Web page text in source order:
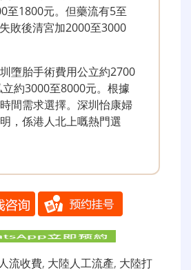
至1800元。但藥流有5至
敗後清宮加2000至3000
墮胎手術費用公立約2700
約3000至8000元。根據
間需求選擇。深圳怡康婦
，係港人北上嘅熱門選
流收費, 大陸人工流產, 大陸打